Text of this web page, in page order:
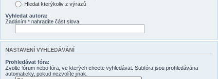
Hledat kterýkoliv z výrazů
Vyhledat autora:
Zadáním * nahradíte část slova
NASTAVENÍ VYHLEDÁVÁNÍ
Prohledávat fóra:
Zvolte fórum nebo fóra, ve kterých chcete vyhledávat. Subfóra jsou prohledávána
automaticky, pokud nezvolíte jinak.